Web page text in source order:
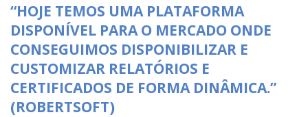
“HOJE TEMOS UMA PLATAFORMA
DISPONÍVEL PARA O MERCADO ONDE
CONSEGUIMOS DISPONIBILIZAR E
CUSTOMIZAR RELATÓRIOS E
CERTIFICADOS DE FORMA DINÂMICA.”
(ROBERTSOFT)